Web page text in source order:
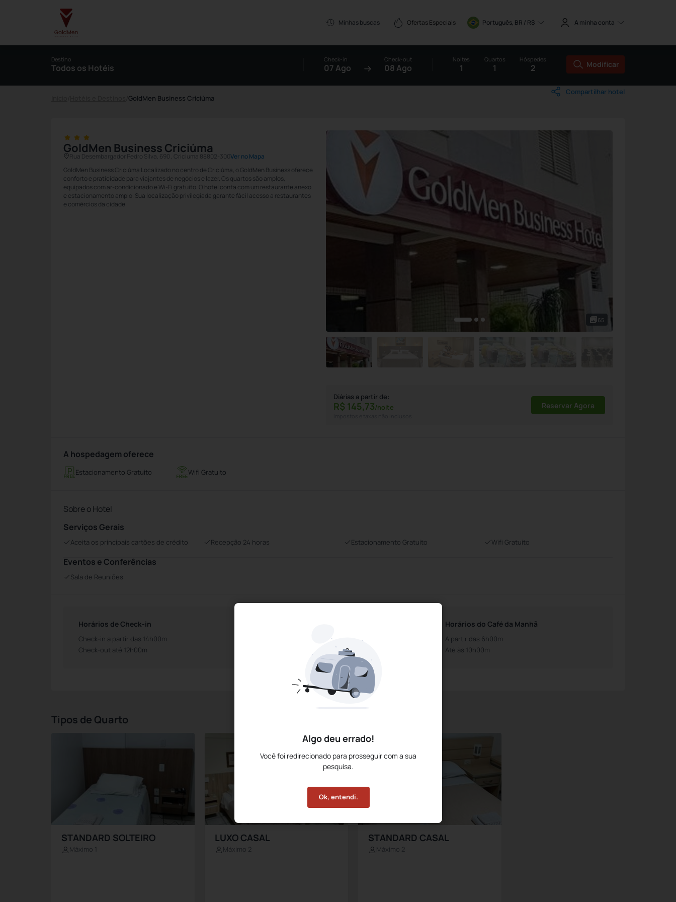
Minhas buscas Ofertas Especiais Português, BR / R$ A minha conta
Algo deu errado!
Você foi redirecionado para prosseguir com a sua
pesquisa.
Ok, entendi.
Destino
Todos os Hotéis
Check-in
07 Ago
Check-out
08 Ago
Noites
1
Quartos
1
Hóspedes
2 Modificar
GoldMen Business Criciúma
Compartilhar hotel
GoldMen Business Criciúma
Rua Desembargador Pedro Silva, 690 , Criciuma 88802-300Ver no Mapa
GoldMen Business Criciúma Localizado no centro de Criciúma, o GoldMen Business oferece
conforto e praticidade para viajantes de negócios e lazer. Os quartos são amplos,
equipados com ar-condicionado e Wi-Fi gratuito. O hotel conta com um restaurante anexo
e estacionamento amplo. Sua localização privilegiada garante fácil acesso a restaurantes
e comércios da cidade.
65
Diárias a partir de:
R$ 145,73/noite Reservar Agora
A hospedagem oferece
Estacionamento Gratuito Wifi Gratuito
Sobre o Hotel
Serviços Gerais
Aceita os principais cartões de crédito Recepção 24 horas Estacionamento Gratuito Wifi Gratuito
Eventos e Conferências
Sala de Reuniões
Horários de Check-in
Check-in a partir das 14h00m
Check-out até 12h00m
Horários do Café da Manhã
A partir das 6h00m
Até às 10h00m
Tipos de Quarto
STANDARD SOLTEIRO
Máximo 1
LUXO CASAL
Máximo 2
STANDARD CASAL
Máximo 2